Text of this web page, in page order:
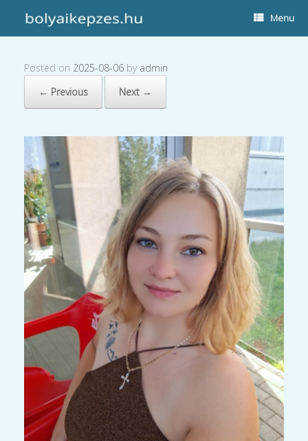
Menu
Posted on 2025-08-06 by admin
← Previous
Next →